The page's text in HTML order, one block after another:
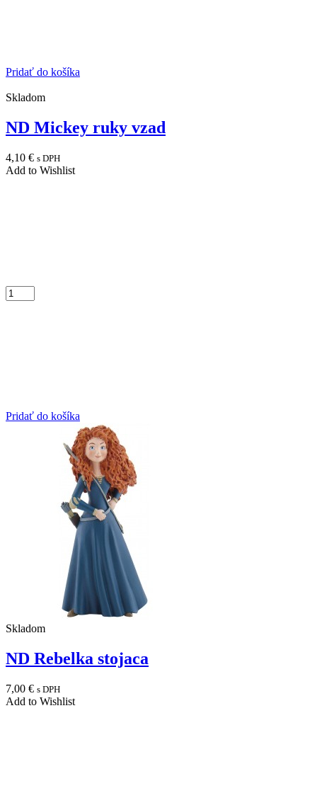
Pridať do košíka
Skladom
ND Mickey ruky vzad
4,10 € s DPH
Add to Wishlist
Pridať do košíka
Skladom
ND Rebelka stojaca
7,00 € s DPH
Add to Wishlist